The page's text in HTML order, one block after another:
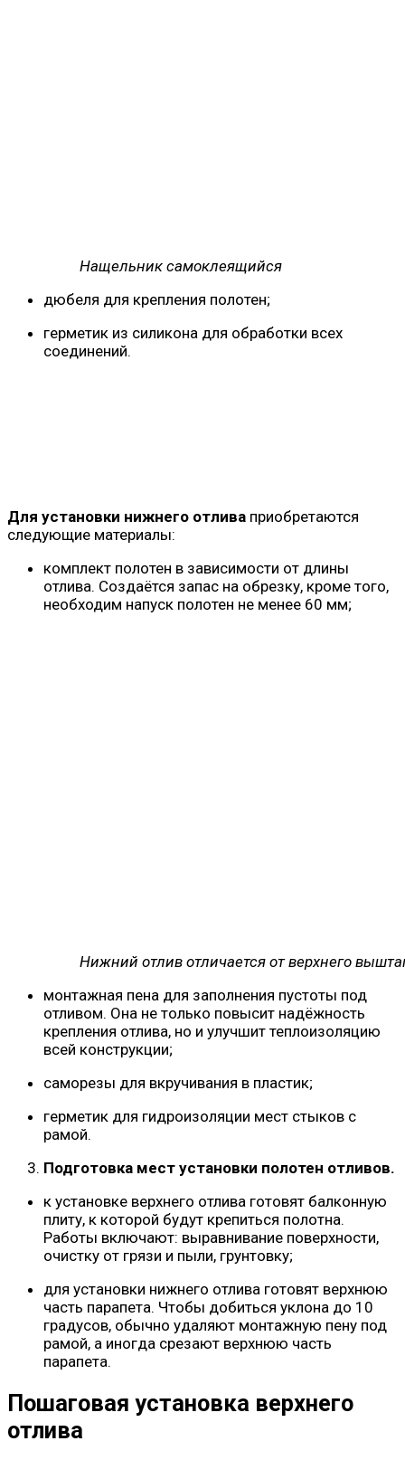
Нащельник самоклеящийся
дюбеля для крепления полотен;
герметик из силикона для обработки всех
соединений.
Для установки нижнего отлива приобретаются
следующие материалы:
комплект полотен в зависимости от длины
отлива. Создаётся запас на обрезку, кроме того,
необходим напуск полотен не менее 60 мм;
Нижний отлив отличается от верхнего
монтажная пена для заполнения пустоты под
отливом. Она не только повысит надёжность
крепления отлива, но и улучшит теплоизоляцию
всей конструкции;
саморезы для вкручивания в пластик;
герметик для гидроизоляции мест стыков с
рамой.
Подготовка мест установки полотен отливов.
к установке верхнего отлива готовят балконную
плиту, к которой будут крепиться полотна.
Работы включают: выравнивание поверхности,
очистку от грязи и пыли, грунтовку;
для установки нижнего отлива готовят верхнюю
часть парапета. Чтобы добиться уклона до 10
градусов, обычно удаляют монтажную пену под
рамой, а иногда срезают верхнюю часть
парапета.
Пошаговая установка верхнего
отлива